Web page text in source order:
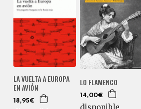
LA VUELTA A EUROPA
EN AVIÓN
18,95€
LO FLAMENCO
14,00€